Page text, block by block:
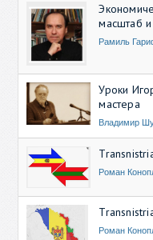
масштаб
Рамиль
Уроки
мастера
Владимир
Роман
Роман